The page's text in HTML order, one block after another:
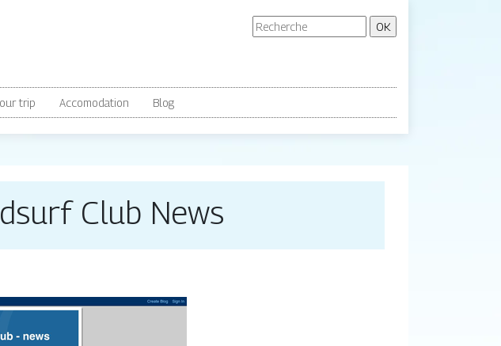
trip Accomodation Blog
Club News